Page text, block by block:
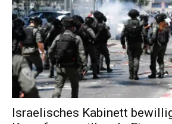
Israelisches Kabinett